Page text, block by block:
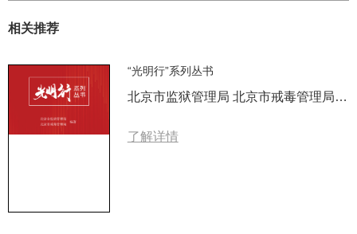
相关推荐
“光明行”系列丛书
北京市监狱管理局 北京市戒毒管理局 编著
了解详情